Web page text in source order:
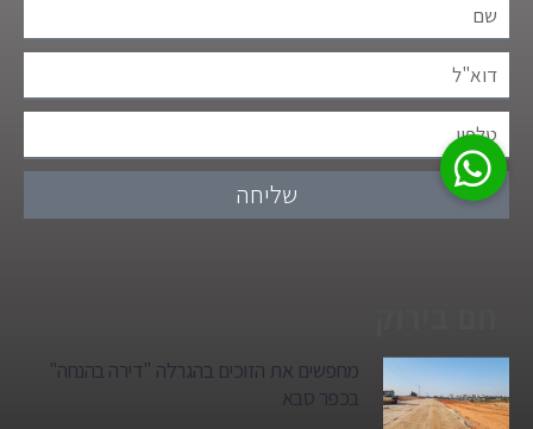
שליחה
מחפשים את הזוכים בהגרלה "דירה בהנחה"
בכפר סבא